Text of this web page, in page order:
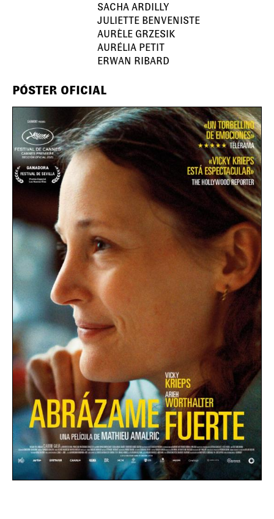
SACHA ARDILLY
JULIETTE BENVENISTE
AURÈLE GRZESIK
AURÉLIA PETIT
ERWAN RIBARD
PÓSTER OFICIAL